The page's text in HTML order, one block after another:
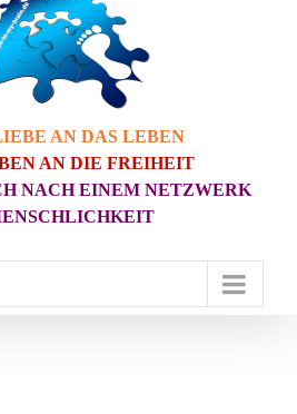
AN DAS LEBEN
AN DIE FREIHEIT
NACH EINEM NETZWERK